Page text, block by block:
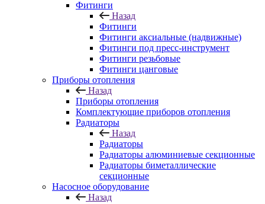
Фитинги
Назад
Фитинги
Фитинги аксиальные (надвижные)
Фитинги под пресс-инструмент
Фитинги резьбовые
Фитинги цанговые
Приборы отопления
Назад
Приборы отопления
Комплектующие приборов отопления
Радиаторы
Назад
Радиаторы
Радиаторы алюминиевые секционные
Радиаторы биметаллические
секционные
Насосное оборудование
Назад